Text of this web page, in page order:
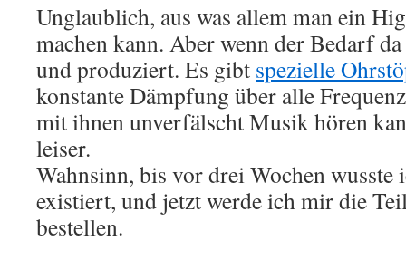
Unglaublich, aus was allem man ein
machen kann. Aber wenn der Bedarf
und produziert. Es gibt spezielle
konstante Dämpfung über alle
mit ihnen unverfälscht Musik hören
leiser.
Wahnsinn, bis vor drei Wochen wusste
existiert, und jetzt werde ich mir die
bestellen.